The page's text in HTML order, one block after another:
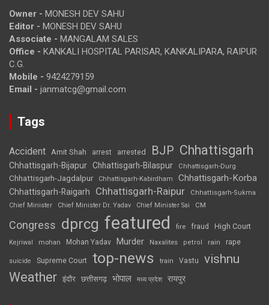
Owner - MONESH DEV SAHU
Editor - MONESH DEV SAHU
Associate - MANGALAM SALES
Office - KANKALI HOSPITAL PARISAR, KANKALIPARA, RAIPUR
C.G.
Mobile - 9424279159
Email - janmatcg@gmail.com
Tags
Accident Amit Shah arrest arrested BJP Chhattisgarh
Chhattisgarh-Bijapur Chhattisgarh-Bilaspur Chhattisgarh-Durg
Chhattisgarh-Jagdalpur Chhattisgarh-Kabirdham Chhattisgarh-Korba
Chhattisgarh-Raigarh Chhattisgarh-Raipur
Chhattisgarh-Sukma
Chief Minister
Chief Minister Dr. Yadav Chief Minister Sai CM
Congress dprcg featured fire fraud High Court
Kejriwal mohan Mohan Yadav Murder Naxalites petrol rain rape
suicide Supreme Court top-news train Vastu vishnu
Weather इंदौर छत्तीसगढ़ भोपाल मध्य प्रदेश रायपुर